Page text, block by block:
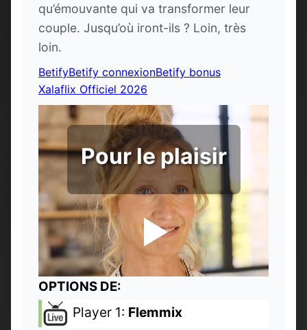
qu’émouvante qui va transformer leur
couple. Jusqu’où iront-ils ? Loin, très
loin.
BetifyBetify connexionBetify bonus
Xalaflix Officiel 2026
Pour le plaisir
OPTIONS DE:
Player 1: Flemmix